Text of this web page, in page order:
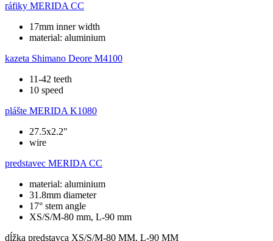
ráfiky MERIDA CC
17mm inner width
material: aluminium
kazeta Shimano Deore M4100
11-42 teeth
10 speed
plášte MERIDA K1080
27.5x2.2"
wire
predstavec MERIDA CC
material: aluminium
31.8mm diameter
17° stem angle
XS/S/M-80 mm, L-90 mm
dĺžka predstavca XS/S/M-80 MM, L-90 MM